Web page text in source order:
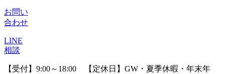
お問い
合わせ
LINE
相談
【受付】9:00～18:00 【定休日】GW・夏季休暇・年末年